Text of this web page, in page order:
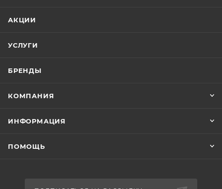
АКЦИИ
УСЛУГИ
БРЕНДЫ
КОМПАНИЯ
ИНФОРМАЦИЯ
ПОМОЩЬ